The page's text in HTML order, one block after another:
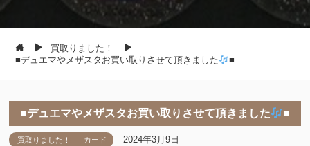
買取りました！
■デュエマやメザスタお買い取りさせて頂きました
■
■デュエマやメザスタお買い取りさせて頂きました ■
買取りました！ カード 2024年3月9日